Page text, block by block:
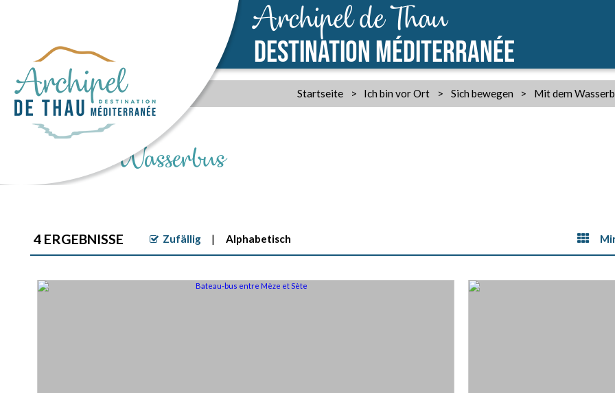
Archipel de Thau
DESTINATION MÉDITERRANÉE
Startseite > Ich bin vor Ort > Sich bewegen > Mit dem
Mit dem Wasserbus
4 ERGEBNISSE Zufällig Alphabetisch